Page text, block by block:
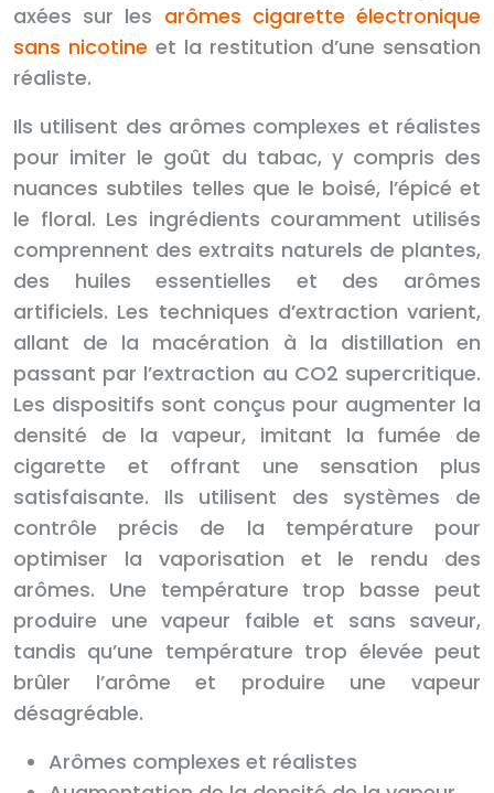
axées sur les arômes cigarette électronique
sans nicotine et la restitution d’une sensation
réaliste.
Ils utilisent des arômes complexes et réalistes
pour imiter le goût du tabac, y compris des
nuances subtiles telles que le boisé, l’épicé et
le floral. Les ingrédients couramment utilisés
comprennent des extraits naturels de plantes,
des huiles essentielles et des arômes
artificiels. Les techniques d’extraction varient,
allant de la macération à la distillation en
passant par l’extraction au CO2 supercritique.
Les dispositifs sont conçus pour augmenter la
densité de la vapeur, imitant la fumée de
cigarette et offrant une sensation plus
satisfaisante. Ils utilisent des systèmes de
contrôle précis de la température pour
optimiser la vaporisation et le rendu des
arômes. Une température trop basse peut
produire une vapeur faible et sans saveur,
tandis qu’une température trop élevée peut
brûler l’arôme et produire une vapeur
désagréable.
Arômes complexes et réalistes